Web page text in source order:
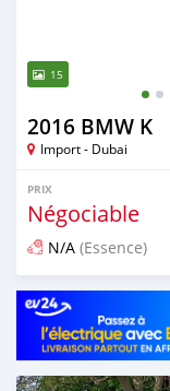
15
2016 BMW K
Import - Dubai
PRIX
Négociable
N/A (Essence)
Publié il y a presque